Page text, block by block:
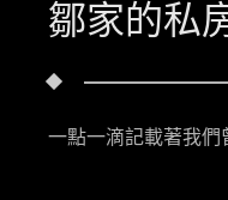
鄒家的私
一點一滴記載著我們